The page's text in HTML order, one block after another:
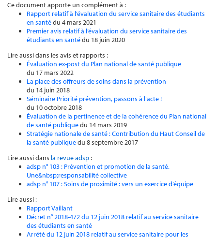
Ce document apporte un complément à :
Rapport relatif à l’évaluation du service sanitaire des étudiants
en santédu 4 mars 2021
Premier avis relatif à l’évaluation du service sanitaire des
étudiants en santédu 18 juin 2020
Lire aussi dans les avis et rapports :
Évaluation ex-post du Plan national de santé publique
du 17 mars 2022
La place des offreurs de soins dans la prévention
du 14 juin 2018
Séminaire Priorité prévention, passons à l’acte !
du 10 octobre 2018
Évaluation de la pertinence et de la cohérence du Plan national
de santé publiquedu 14 mars 2019
Stratégie nationale de santé : Contribution du Haut Conseil de
la santé publiquedu 8 septembre 2017
Lire aussi dans la revue adsp:
adsp n° 103 : Prévention et promotion de la santé.
Une&nbsp;responsabilité collective
adsp n° 107 : Soins de proximité : vers un exercice d’équipe
Lire aussi :
Rapport Vaillant
Décret n° 2018-472 du 12 juin 2018 relatif au service sanitaire
des étudiants en santé
Arrêté du 12 juin 2018 relatif au service sanitaire pour les